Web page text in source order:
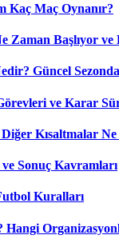
Kaç Maç Oynanır?
Zaman Başlıyor ve
Güncel
ve Karar
Kısaltmalar
Sonuç Kavramları
Kuralları
Hangi